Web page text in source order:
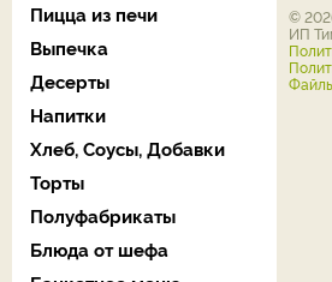
Пицца из печи
Выпечка
Десерты
Напитки
Хлеб, Соусы, Добавки
Торты
Полуфабрикаты
Блюда от шефа
©
ИП